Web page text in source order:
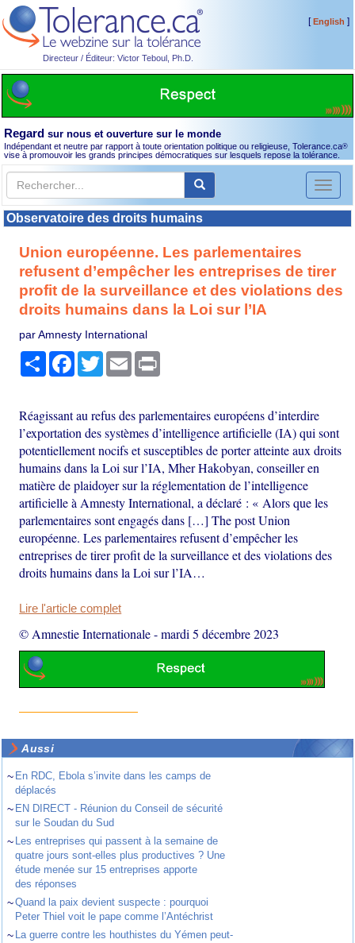
Directeur / Éditeur: Victor Teboul, Ph.D.
[English ]
Regard sur nous et ouverture sur le monde
Indépendant et neutre par rapport à toute orientation politique ou religieuse, Tolerance.ca®
vise à promouvoir les grands principes démocratiques sur lesquels repose la tolérance.
Toggle
Observatoire des droits humains
Union européenne. Les parlementaires
refusent d’empêcher les entreprises de tirer
profit de la surveillance et des violations des
droits humains dans la Loi sur l’IA
par Amnesty International
PartagerFacebook
TwitterEmail
Réagissant au refus des parlementaires européens d’interdire
l’exportation des systèmes d’intelligence artificielle (IA) qui sont
potentiellement nocifs et susceptibles de porter atteinte aux droits
humains dans la Loi sur l’IA, Mher Hakobyan, conseiller en
matière de plaidoyer sur la réglementation de l’intelligence
artificielle à Amnesty International, a déclaré : « Alors que les
parlementaires sont engagés dans […] The post Union
européenne. Les parlementaires refusent d’empêcher les
entreprises de tirer profit de la surveillance et des violations des
droits humains dans la Loi sur l’IA…
Lire l'article complet
© Amnestie Internationale-mardi 5 décembre 2023
Aussi
~ En RDC, Ebola s’invite dans les camps de
déplacés
~ EN DIRECT - Réunion du Conseil de sécurité
sur le Soudan du Sud
~ Les entreprises qui passent à la semaine de
quatre jours sont-elles plus productives ? Une
étude menée sur 15 entreprises apporte
des réponses
~Quand la paix devient suspecte : pourquoi
Peter Thiel voit le pape comme l’Antéchrist
~ La guerre contre les houthistes du Yémen peut-